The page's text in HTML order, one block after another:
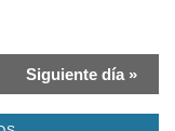
Siguiente día »